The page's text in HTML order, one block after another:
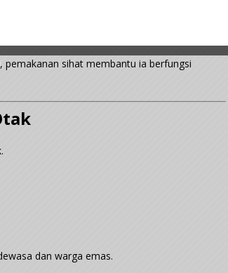
sihat membantu ia berfungsi
dan warga emas.